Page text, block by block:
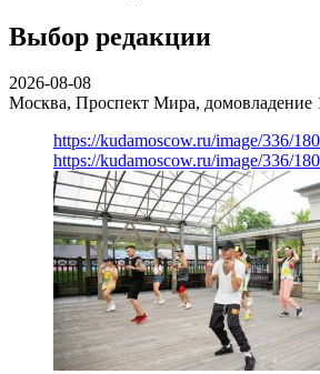
Выбор редакции
2026-08-08
Москва, Проспект Мира, домовладение
https://kudamoscow.ru/image/336/
https://kudamoscow.ru/image/336/